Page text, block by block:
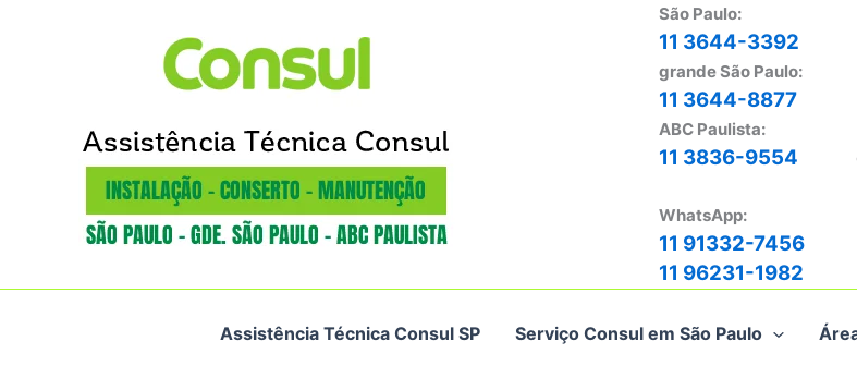
São Paulo:
11 3644-3392
grande São Paulo:
11 3644-8877
ABC Paulista:
11 3836-9554
WhatsApp:
11 91332-7456
11 96231-1982
Assistência Técnica Consul SP Serviço Consul em São Paulo